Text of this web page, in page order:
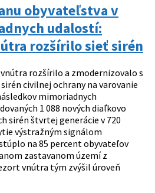
obyvateľstva v
udalostí:
rozšírilo sieť sirén
rozšírilo a zmodernizovalo s
civilnej ochrany na varovanie
mimoriadnych
1 088 nových diaľkovo
sirén štvrtej generácie v 720
výstražným signálom
na 85 percent obyvateľov
zastavanom území z
vnútra tým zvýšil úroveň